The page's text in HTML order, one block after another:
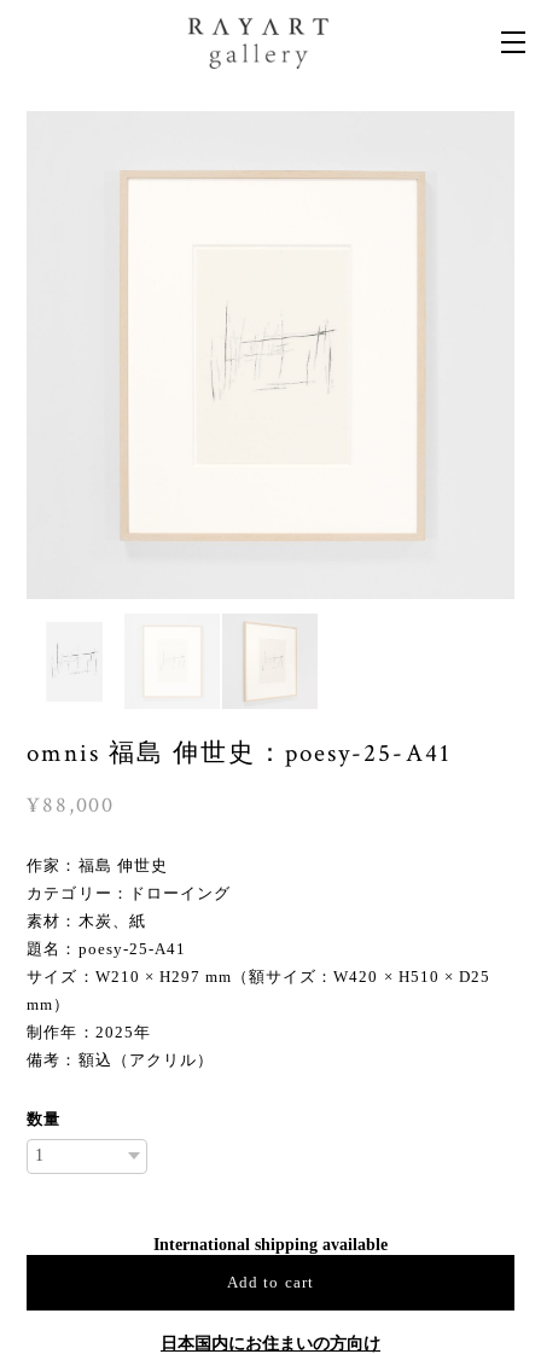
omnis 福島 伸世史：poesy-25-A41
¥88,000
作家：福島 伸世史
カテゴリー：ドローイング
素材：木炭、紙
題名：poesy-25-A41
サイズ：W210 × H297 mm（額サイズ：W420 × H510 × D25
mm）
制作年：2025年
備考：額込（アクリル）
数量
International shipping available
Add to cart
日本国内にお住まいの方向け